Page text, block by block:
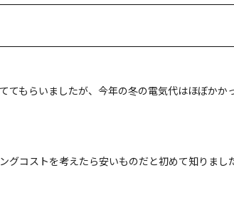
てもらいましたが、今年の冬の電気代はほぼか
グコストを考えたら安いものだと初めて知りまし